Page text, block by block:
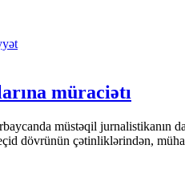
müraciətı
müstəqil jurnalistikanın
dövrünün çətinliklərindən,